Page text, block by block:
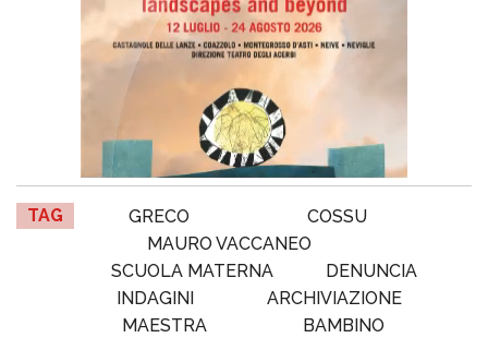
TAG GRECO
COSSU
MAURO VACCANEO
SCUOLA MATERNA
DENUNCIA
INDAGINI
ARCHIVIAZIONE
MAESTRA
BAMBINO